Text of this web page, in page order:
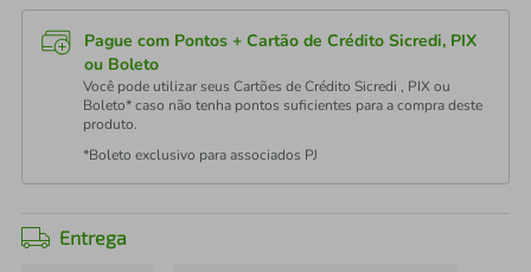
Pague com Pontos + Cartão de Crédito Sicredi, PIX
ou Boleto
Você pode utilizar seus Cartões de Crédito Sicredi , PIX ou
Boleto* caso não tenha pontos suficientes para a compra deste
produto.
*Boleto exclusivo para associados PJ
Entrega